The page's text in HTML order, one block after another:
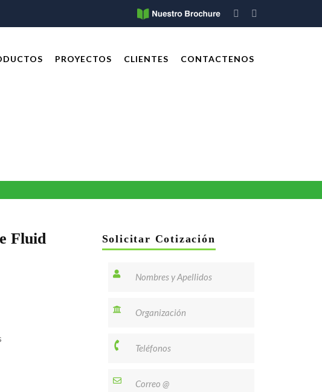
PROYECTOS CLIENTES CONTACTENOS
Fluid
Solicitar Cotización